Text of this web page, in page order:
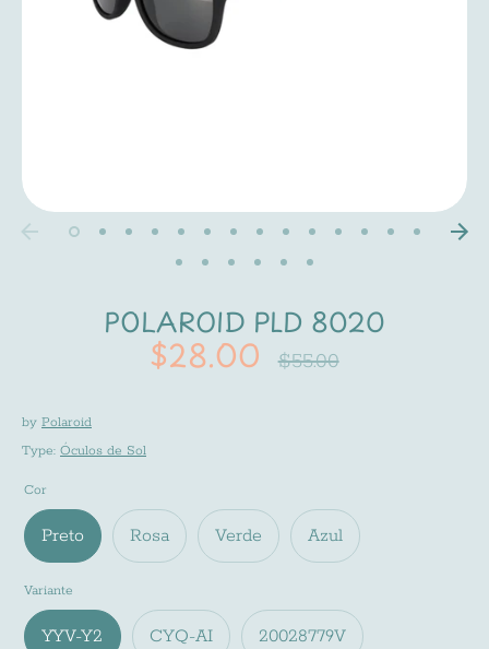
POLAROID PLD 8020
$28.00
Regular
$55.00
by Polaroid
Type: Óculos de Sol
Cor
Preto Rosa Verde Azul
Variante
YYV-Y2 CYQ-AI 20028779V